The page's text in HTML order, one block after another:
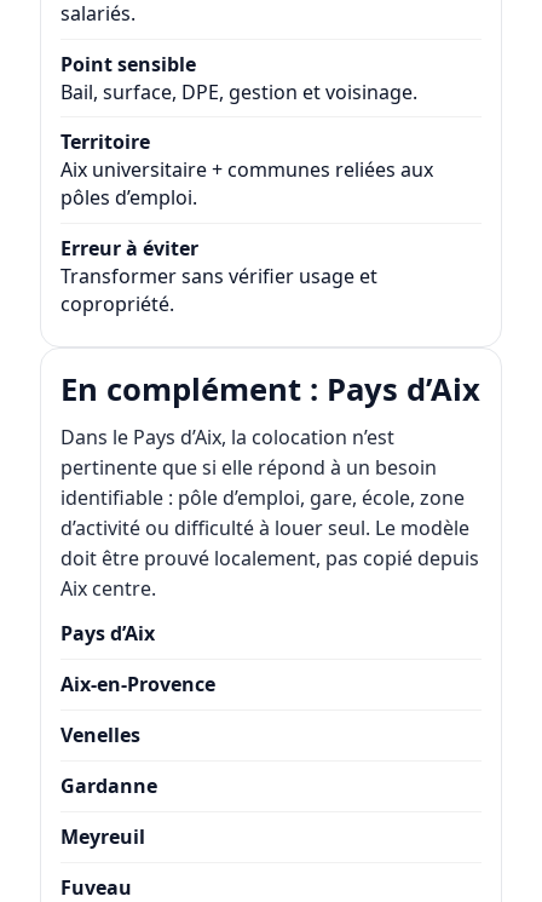
salariés.
Point sensible
Bail, surface, DPE, gestion et voisinage.
Territoire
Aix universitaire + communes reliées aux
pôles d’emploi.
Erreur à éviter
Transformer sans vérifier usage et
copropriété.
En complément : Pays d’Aix
Dans le Pays d’Aix, la colocation n’est
pertinente que si elle répond à un besoin
identifiable : pôle d’emploi, gare, école, zone
d’activité ou difficulté à louer seul. Le modèle
doit être prouvé localement, pas copié depuis
Aix centre.
Pays d’Aix
Aix-en-Provence
Venelles
Gardanne
Meyreuil
Fuveau